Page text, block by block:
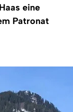
eine
Patronat